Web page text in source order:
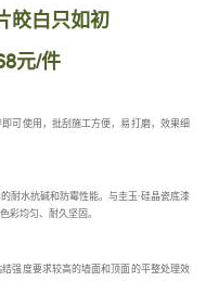
皎白只如初
元/件
可使用，批刮施工方便，易打磨，效果细
耐水抗碱和防霉性能。与圭玉·硅晶瓷底漆
彩均匀、耐久坚固。
强度要求较高的墙面和顶面的平整处理效